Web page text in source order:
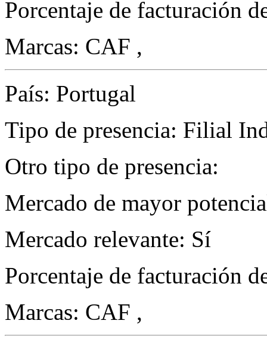
Porcentaje de facturación
Marcas: CAF ,
País: Portugal
Tipo de presencia: Filial
Otro tipo de presencia:
Mercado de mayor
Mercado relevante: Sí
Porcentaje de facturación
Marcas: CAF ,